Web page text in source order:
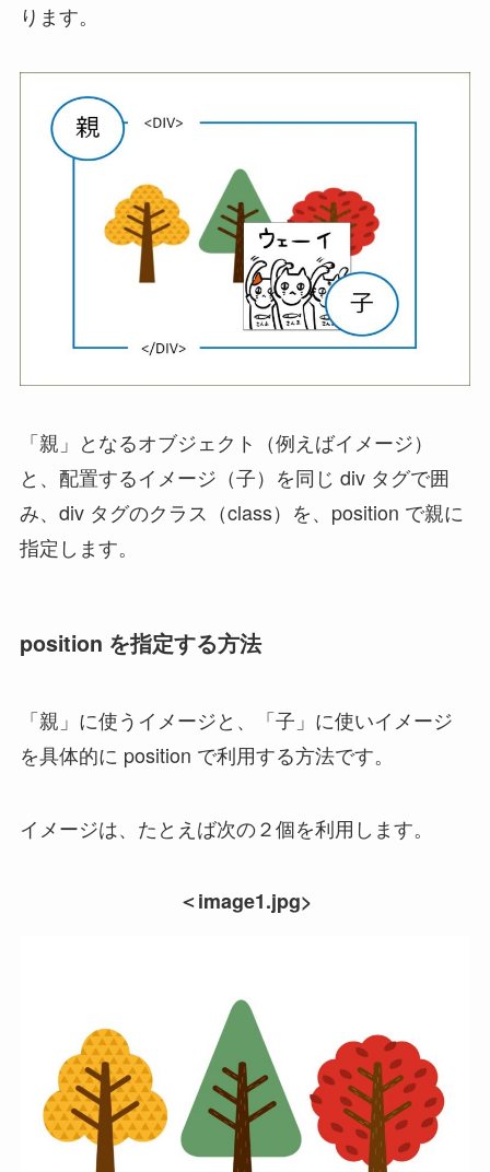
ります。
「親」となるオブジェクト（例えばイメージ）
と、配置するイメージ（子）を同じ div タグで囲
み、div タグのクラス（class）を、position で親に
指定します。
position を指定する方法
「親」に使うイメージと、「子」に使いイメージ
を具体的に position で利用する方法です。
イメージは、たとえば次の２個を利用します。
＜image1.jpg>